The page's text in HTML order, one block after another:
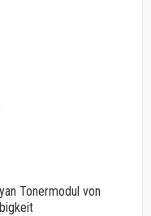
Tonermodul von